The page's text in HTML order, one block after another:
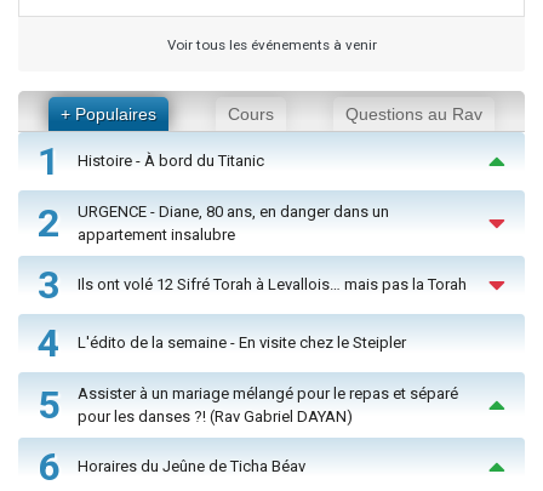
Voir tous les événements à venir
+ Populaires Cours Questions au Rav
1 Histoire - À bord du Titanic
2
URGENCE - Diane, 80 ans, en danger dans un
appartement insalubre
3 Ils ont volé 12 Sifré Torah à Levallois… mais pas la Torah
4 L'édito de la semaine - En visite chez le Steipler
5
Assister à un mariage mélangé pour le repas et séparé
pour les danses ?! (Rav Gabriel DAYAN)
6 Horaires du Jeûne de Ticha Béav